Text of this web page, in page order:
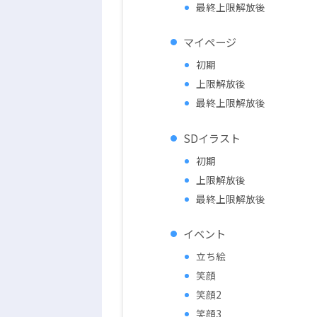
最終上限解放後
マイページ
初期
上限解放後
最終上限解放後
SDイラスト
初期
上限解放後
最終上限解放後
イベント
立ち絵
笑顔
笑顔2
笑顔3